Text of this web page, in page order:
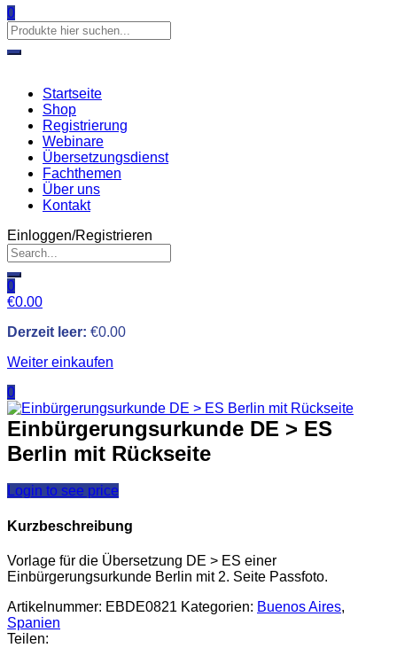
0
Startseite
Shop
Registrierung
Webinare
Übersetzungsdienst
Fachthemen
Über uns
Kontakt
Einloggen/Registrieren
0
€0.00
Derzeit leer: €0.00
Weiter einkaufen
0
Einbürgerungsurkunde DE > ES
Berlin mit Rückseite
Login to see price
Kurzbeschreibung
Vorlage für die Übersetzung DE > ES einer
Einbürgerungsurkunde Berlin mit 2. Seite Passfoto.
Artikelnummer: EBDE0821 Kategorien: Buenos Aires,
Spanien
Teilen: